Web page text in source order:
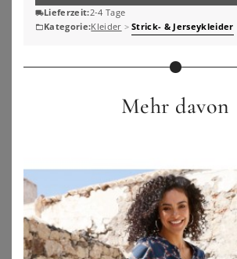
YOURS LONDON LIMITED
Lieferzeit:2-4 Tage
Kategorie:Kleider > Strick- & Jerseykleider
Mehr davon